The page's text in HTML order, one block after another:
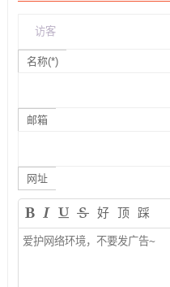
名称(*)
邮箱
网址
好 顶 踩